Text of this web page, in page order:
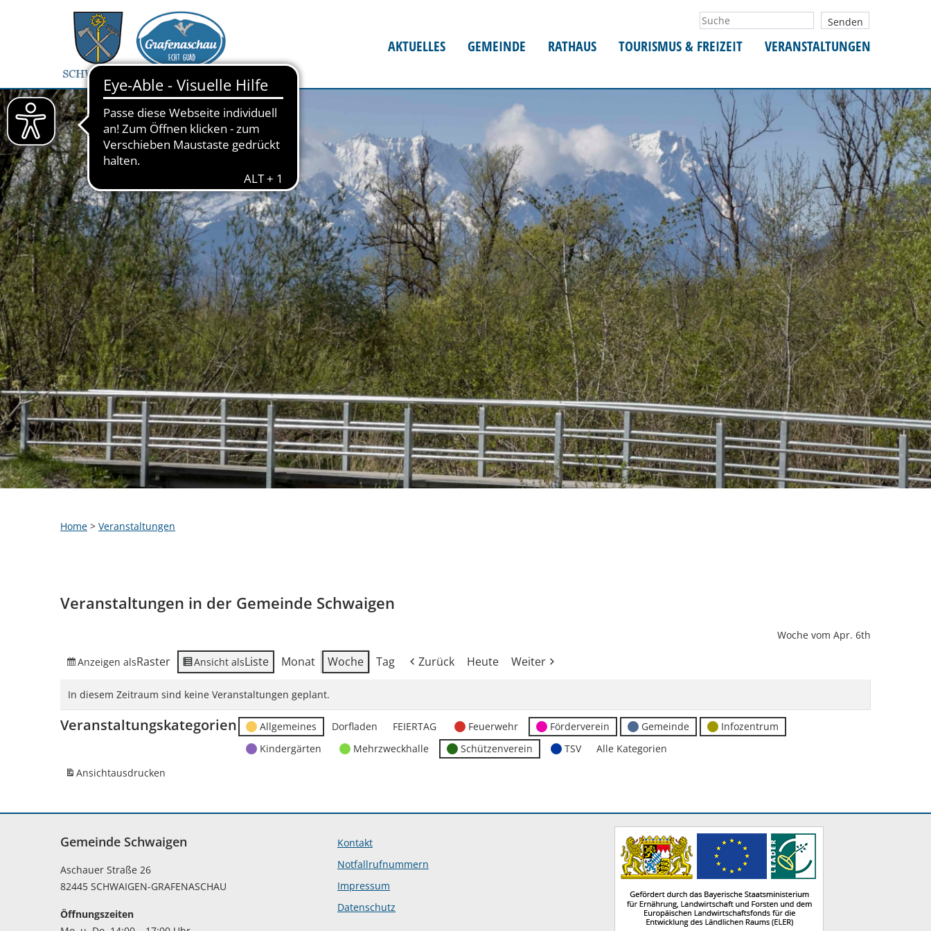
AKTUELLES GEMEINDE RATHAUS TOURISMUS & FREIZEIT VERANSTALTUNGEN
Home > Veranstaltungen
Veranstaltungen in der Gemeinde Schwaigen
Woche vom Apr. 6th
Anzeigen alsRaster Ansicht alsListe Monat Woche Tag Zurück Heute Weiter
In diesem Zeitraum sind keine Veranstaltungen geplant.
Veranstaltungskategorien Allgemeines Dorfladen FEIERTAG Feuerwehr Förderverein Gemeinde
Infozentrum
Kindergärten
Mehrzweckhalle Schützenverein TSV
Alle Kategorien
Ansichtausdrucken
Gemeinde Schwaigen
Aschauer Straße 26
82445 SCHWAIGEN-GRAFENASCHAU
Öffnungszeiten
Kontakt
Notfallrufnummern
Impressum
Datenschutz